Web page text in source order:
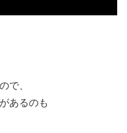
で、
あるのも